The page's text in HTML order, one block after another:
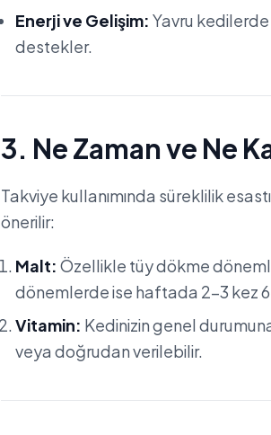
Enerji ve Gelişim: Yavru kedilerde
destekler.
3. Ne Zaman ve Ne
Takviye kullanımında süreklilik
önerilir:
Malt: Özellikle tüy dökme
dönemlerde ise haftada 2-3 kez
Vitamin: Kedinizin genel
veya doğrudan verilebilir.